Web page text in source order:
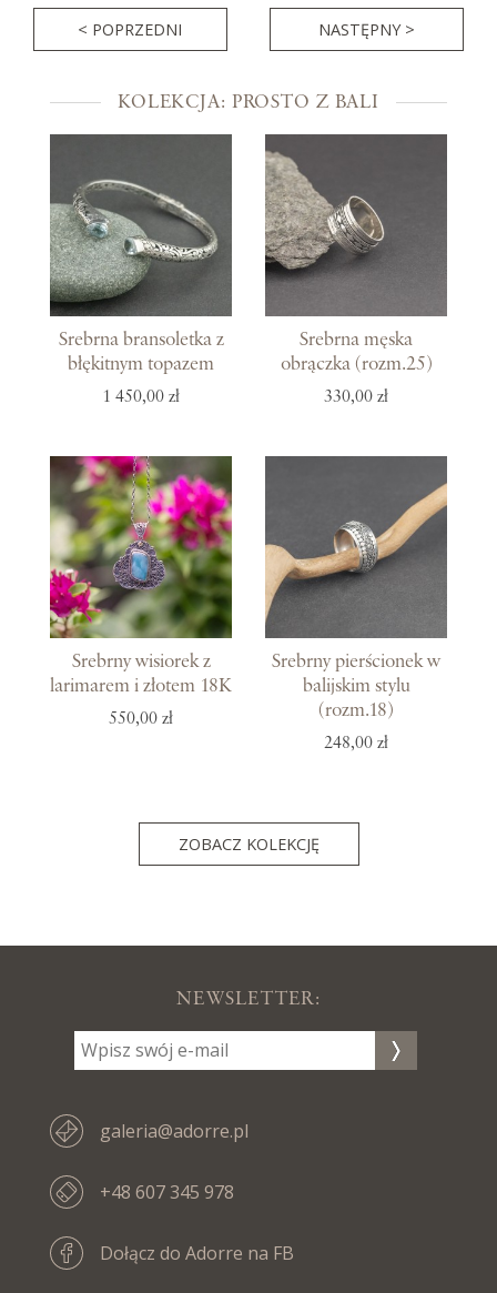
< POPRZEDNI NASTĘPNY >
KOLEKCJA: PROSTO Z BALI
Srebrna bransoletka z
błękitnym topazem
1 450,00 zł
Srebrna męska
obrączka (rozm.25)
330,00 zł
Srebrny wisiorek z
larimarem i złotem 18K
550,00 zł
Srebrny pierścionek w
balijskim stylu
(rozm.18)
248,00 zł
ZOBACZ KOLEKCJĘ
NEWSLETTER:
galeria@adorre.pl
+48 607 345 978
Dołącz do Adorre na FB